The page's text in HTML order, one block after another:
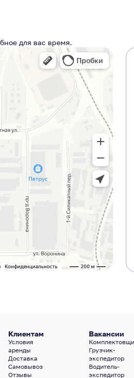
для вас время.
Клиентам
Условия
аренды
Доставка
Самовывоз
Отзывы
Вакансии
Грузчик-
экспедитор
Водитель-
экспедитор